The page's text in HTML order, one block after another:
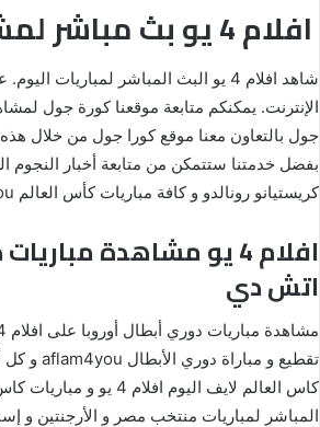
افلام 4 يو بث مباشر لمشاهدة مباريات الدوري الانجليزي اليوم aflam4you
الإنترنت. يمكنكم متابعة موقعنا كورة جول
كريستيانو رونالدو و كافة مباريات كأس العالم aflam4you
اتش دي